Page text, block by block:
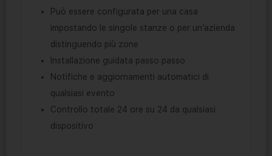
Può essere configurata per una casa
impostando le singole stanze o per un’azienda
distinguendo più zone
Installazione guidata passo passo
Notifiche e aggiornamenti automatici di
qualsiasi evento
Controllo totale 24 ore su 24 da qualsiasi
dispositivo